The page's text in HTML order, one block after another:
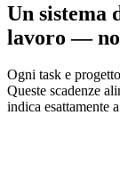
Un sistema
lavoro —
Ogni task e
Queste scadenze
indica esattamente